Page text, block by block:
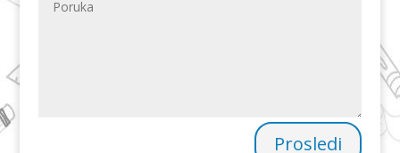
Prosledi